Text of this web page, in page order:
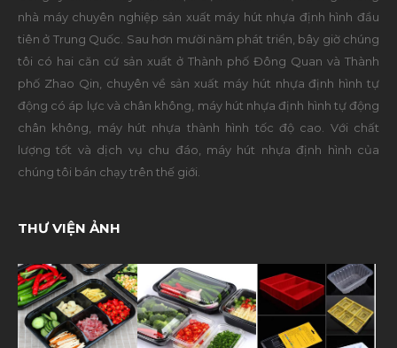
nhà máy chuyên nghiệp sản xuất máy hút nhựa định hình đầu
tiên ở Trung Quốc. Sau hơn mười năm phát triển, bây giờ chúng
tôi có hai căn cứ sản xuất ở Thành phố Đông Quan và Thành
phố Zhao Qin, chuyên về sản xuất máy hút nhựa định hình tự
động có áp lực và chân không, máy hút nhựa định hình tự động
chân không, máy hút nhựa thành hình tốc độ cao. Với chất
lượng tốt và dịch vụ chu đáo, máy hút nhựa định hình của
chúng tôi bán chạy trên thế giới.
THƯ VIỆN ẢNH